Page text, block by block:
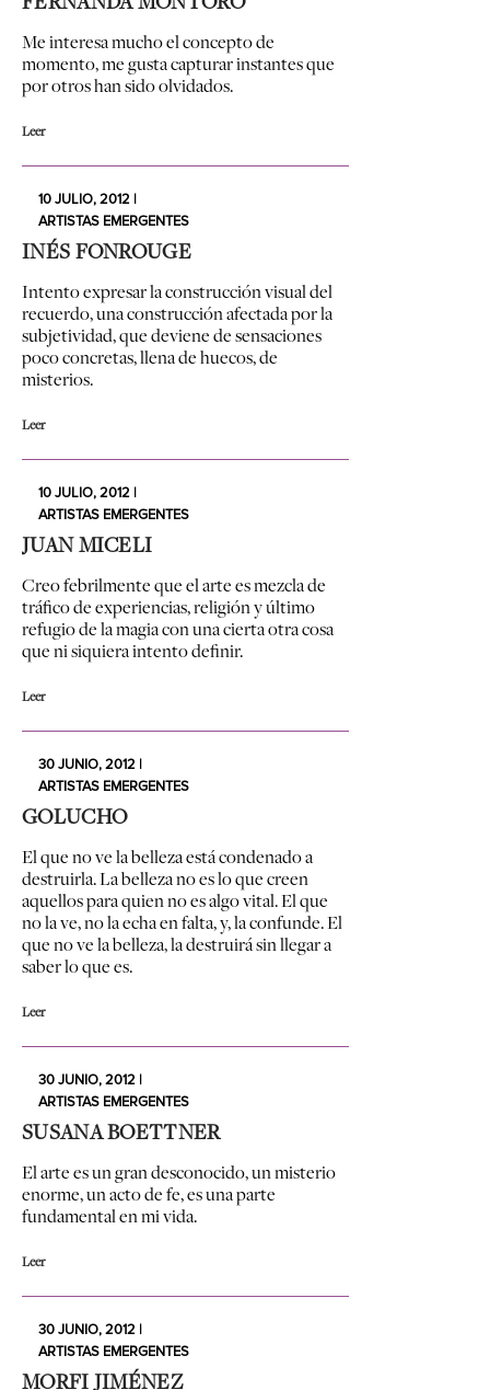
Me interesa mucho el concepto de
momento, me gusta capturar instantes que
por otros han sido olvidados.
Leer
10 JULIO, 2012 |
ARTISTAS EMERGENTES
INÉS FONROUGE
Intento expresar la construcción visual del
recuerdo, una construcción afectada por la
subjetividad, que deviene de sensaciones
poco concretas, llena de huecos, de
misterios.
Leer
10 JULIO, 2012 |
ARTISTAS EMERGENTES
JUAN MICELI
Creo febrilmente que el arte es mezcla de
tráfico de experiencias, religión y último
refugio de la magia con una cierta otra cosa
que ni siquiera intento definir.
Leer
30 JUNIO, 2012 |
ARTISTAS EMERGENTES
GOLUCHO
El que no ve la belleza está condenado a
destruirla. La belleza no es lo que creen
aquellos para quien no es algo vital. El que
no la ve, no la echa en falta, y, la confunde. El
que no ve la belleza, la destruirá sin llegar a
saber lo que es.
Leer
30 JUNIO, 2012 |
ARTISTAS EMERGENTES
SUSANA BOETTNER
El arte es un gran desconocido, un misterio
enorme, un acto de fe, es una parte
fundamental en mi vida.
Leer
30 JUNIO, 2012 |
ARTISTAS EMERGENTES
MORFI JIMÉNEZ